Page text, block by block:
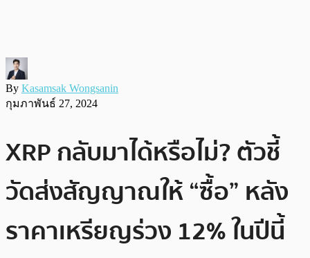
By Kasamsak Wongsanin
กุมภาพันธ์ 27, 2024
XRP กลับมาได้หรือไม่? ตัวชี้
วัดส่งสัญญาณให้ “ซื้อ” หลัง
ราคาเหรียญร่วง 12% ในปีนี้